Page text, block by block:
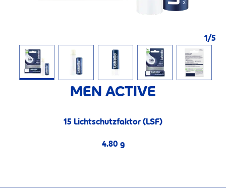
1/5
MEN ACTIVE
15 Lichtschutzfaktor (LSF)
15 Lichtschutzfaktor (LSF)
4.80 g